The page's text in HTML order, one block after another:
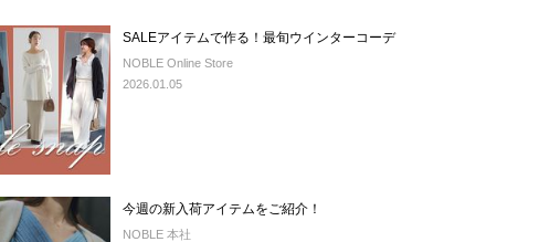
SALEアイテムで作る！最旬ウインターコーデ
NOBLE Online Store
2026.01.05
今週の新入荷アイテムをご紹介！
NOBLE 本社